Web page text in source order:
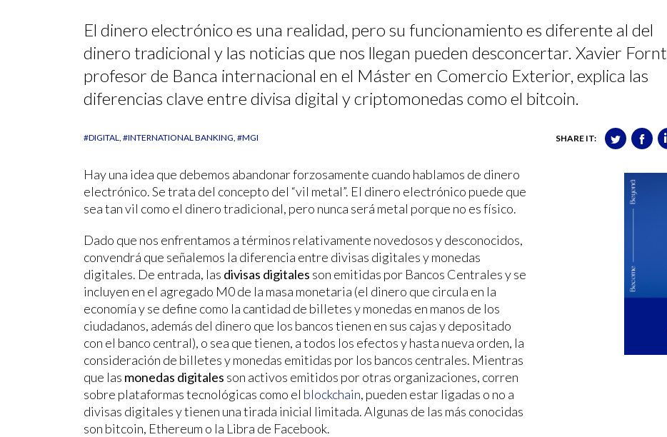
El dinero electrónico es una realidad, pero su funcionamiento es diferente al del
dinero tradicional y las noticias que nos llegan pueden desconcertar. Xavier Fornt,
profesor de Banca internacional en el Máster en Comercio Exterior, explica las
diferencias clave entre divisa digital y criptomonedas como el bitcoin.
#DIGITAL #INTERNATIONAL BANKING #MGI SHARE IT:
Hay una idea que debemos abandonar forzosamente cuando hablamos de dinero
electrónico. Se trata del concepto del “vil metal”. El dinero electrónico puede que
sea tan vil como el dinero tradicional, pero nunca será metal porque no es físico.
Dado que nos enfrentamos a términos relativamente novedosos y desconocidos,
convendrá que señalemos la diferencia entre divisas digitales y monedas
digitales. De entrada, las divisas digitales son emitidas por Bancos Centrales y se
incluyen en el agregado M0 de la masa monetaria (el dinero que circula en la
economía y se define como la cantidad de billetes y monedas en manos de los
ciudadanos, además del dinero que los bancos tienen en sus cajas y depositado
con el banco central), o sea que tienen, a todos los efectos y hasta nueva orden, la
consideración de billetes y monedas emitidas por los bancos centrales. Mientras
que las monedas digitales son activos emitidos por otras organizaciones, corren
sobre plataformas tecnológicas como el blockchain, pueden estar ligadas o no a
divisas digitales y tienen una tirada inicial limitada. Algunas de las más conocidas
son bitcoin, Ethereum o la Libra de Facebook.